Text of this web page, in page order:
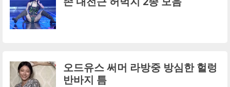
오드유스 써머 라방중 방심한 헐렁
반바지 틈